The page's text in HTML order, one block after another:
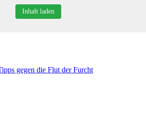
Inhalt laden
gegen die Flut der Furcht